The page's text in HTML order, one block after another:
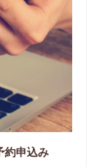
約申込み